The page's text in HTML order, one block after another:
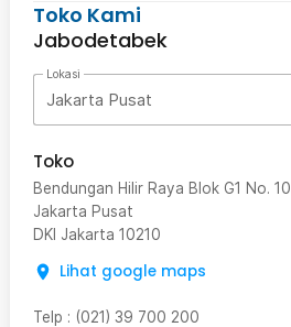
Toko Kami
Jabodetabek
Lokasi
Jakarta Pusat
Toko
Bendungan Hilir Raya Blok G1 No. 10
Jakarta Pusat
DKI Jakarta 10210
Lihat google maps
Telp : (021) 39 700 200